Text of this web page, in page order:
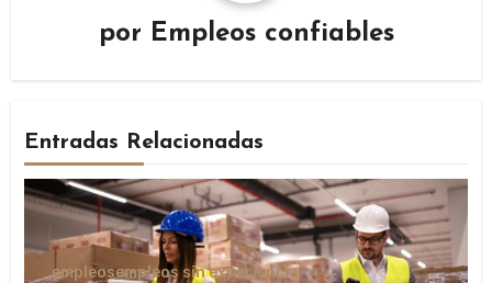
por Empleos confiables
Entradas Relacionadas
empleosempleos sin experiencia